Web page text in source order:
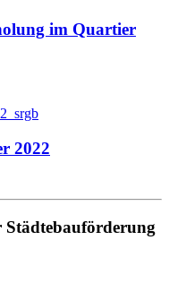
im Quartier
2022